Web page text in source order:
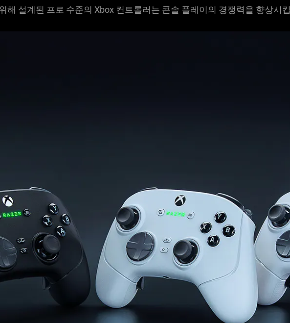
해 설계된 프로 수준의 Xbox 컨트롤러는 콘솔 플레이의 경쟁력을 향상시킵